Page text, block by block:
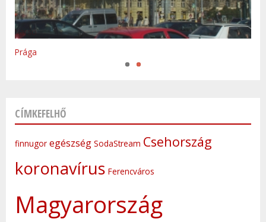
Prága
Varsó
CÍMKEFELHŐ
finnugor egészség SodaStream Csehország
koronavírus Ferencváros
Magyarország